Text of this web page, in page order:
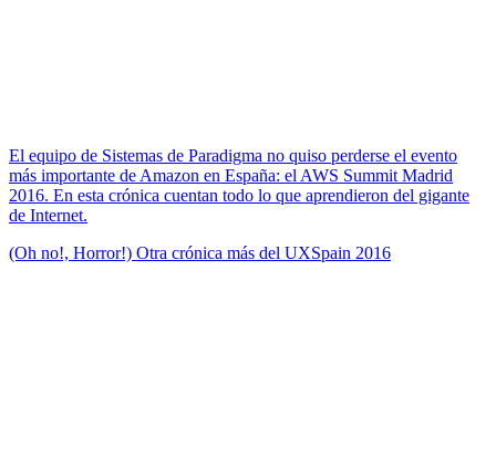
El equipo de Sistemas de Paradigma no quiso perderse el evento
más importante de Amazon en España: el AWS Summit Madrid
2016. En esta crónica cuentan todo lo que aprendieron del gigante
de Internet.
(Oh no!, Horror!) Otra crónica más del UXSpain 2016